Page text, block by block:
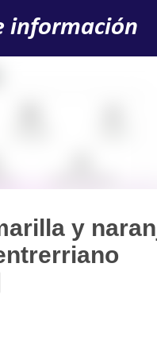
Ir al
información
y